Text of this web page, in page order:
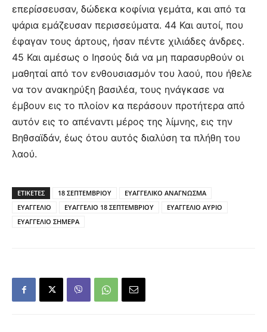
επερίσσευσαν, δώδεκα κοφίνια γεμάτα, και από τα
ψάρια εμάζευσαν περισσεύματα. 44 Και αυτοί, που
έφαγαν τους άρτους, ήσαν πέντε χιλιάδες άνδρες.
45 Και αμέσως ο Ιησούς διά να μη παρασυρθούν οι
μαθηταί από τον ενθουσιασμόν του λαού, που ήθελε
να τον ανακηρύξη βασιλέα, τους ηνάγκασε να
έμβουν εις το πλοίον κα περάσουν προτήτερα από
αυτόν εις το απέναντι μέρος της λίμνης, εις την
Βηθσαϊδάν, έως ότου αυτός διαλύση τα πλήθη του
λαού.
ΕΤΙΚΕΤΕΣ 18 ΣΕΠΤΕΜΒΡΙΟΥ
ΕΥΑΓΓΕΛΙΚΟ ΑΝΑΓΝΩΣΜΑ
ΕΥΑΓΓΕΛΙΟ
ΕΥΑΓΓΕΛΙΟ 18 ΣΕΠΤΕΜΒΡΙΟΥ
ΕΥΑΓΓΕΛΙΟ ΑΥΡΙΟ
ΕΥΑΓΓΕΛΙΟ ΣΗΜΕΡΑ